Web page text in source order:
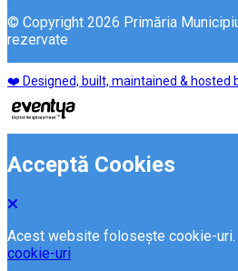
© Copyright 2026 Primăria
rezervate
❤️ Designed, built, maintained & hosted
Acceptă Cookies
Acest website folosește cookie-uri.
cookie-uri